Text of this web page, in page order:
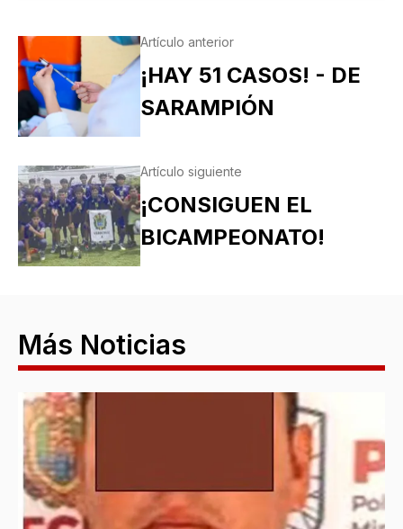
Artículo anterior
¡HAY 51 CASOS! - DE
SARAMPIÓN
Artículo siguiente
¡CONSIGUEN EL
BICAMPEONATO!
Más Noticias